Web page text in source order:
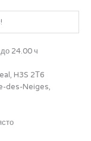
24.00 ч
H3S 2Т6
des-Neiges,